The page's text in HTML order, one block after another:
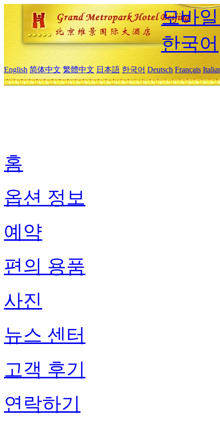
모바
한국어
English 简体中文 繁體中文 日本語 한국어 Deutsch Français
홈
옵션 정보
예약
편의 용품
사진
뉴스 센터
고객 후기
연락하기